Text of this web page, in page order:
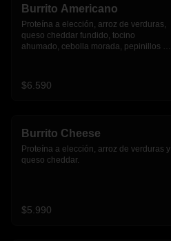
Burrito Americano
Proteína a elección, arroz de verduras,
queso cheddar fundido, tocino
ahumado, cebolla morada, pepinillos y
$6.590
Burrito Cheese
Proteína a elección, arroz de verduras y
queso cheddar.
$5.990